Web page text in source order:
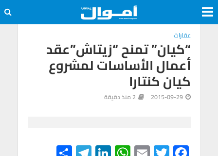
عقارات
“كيان” تمنح “زيتاش”عقد
أعمال الأساسات لمشروع
كيان كنتارا
2015-09-29 2 منذ دقيقة